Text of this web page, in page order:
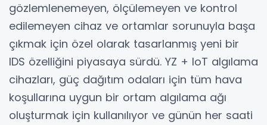
gözlemlenemeyen, ölçülemeyen ve kontrol
edilemeyen cihaz ve ortamlar sorunuyla başa
çıkmak için özel olarak tasarlanmış yeni bir
IDS özelliğini piyasaya sürdü. YZ + IoT algılama
cihazları, güç dağıtım odaları için tüm hava
koşullarına uygun bir ortam algılama ağı
oluşturmak için kullanılıyor ve günün her saati